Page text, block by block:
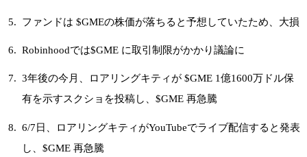
ファンドは $GMEの株価が落ちると予想していたため、大損
Robinhoodでは$GME に取引制限がかかり議論に
3年後の今月、ロアリングキティが $GME 1億1600万ドル保
有を示すスクショを投稿し、$GME 再急騰
6/7日、ロアリングキティがYouTubeでライブ配信すると発表
し、$GME 再急騰